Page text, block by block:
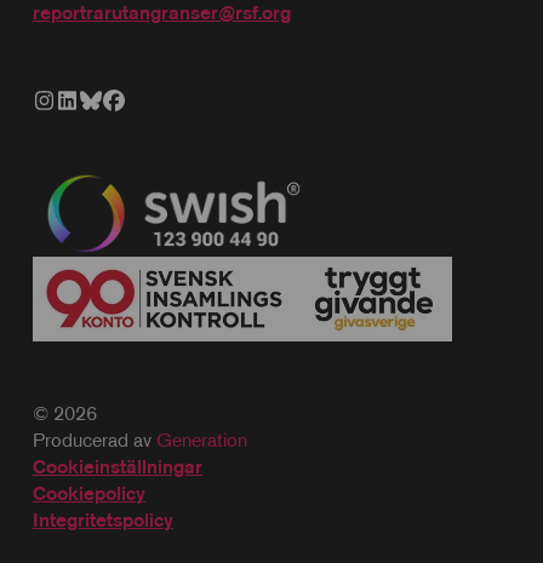
reportrarutangranser@rsf.org
© 2026
Producerad av Generation
Cookieinställningar
Cookiepolicy
Integritetspolicy